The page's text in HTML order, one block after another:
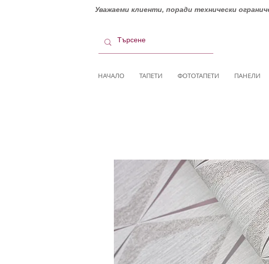
Уважаеми клиенти, поради технически
НАЧАЛО ТАПЕТИ ФОТОТАПЕТИ ПАНЕЛИ